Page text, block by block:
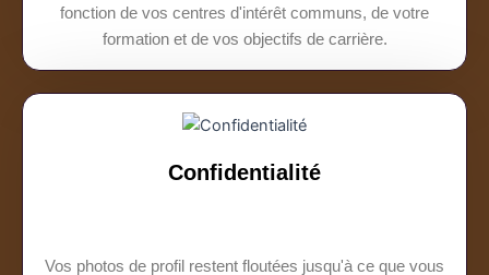
fonction de vos centres d'intérêt communs, de votre
formation et de vos objectifs de carrière.
Confidentialité
Vos photos de profil restent floutées jusqu'à ce que vous